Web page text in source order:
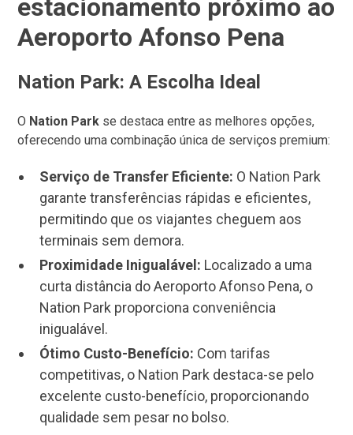
estacionamento próximo ao
Aeroporto Afonso Pena
Nation Park: A Escolha Ideal
O Nation Park se destaca entre as melhores opções,
oferecendo uma combinação única de serviços premium:
Serviço de Transfer Eficiente: O Nation Park
garante transferências rápidas e eficientes,
permitindo que os viajantes cheguem aos
terminais sem demora.
Proximidade Inigualável: Localizado a uma
curta distância do Aeroporto Afonso Pena, o
Nation Park proporciona conveniência
inigualável.
Ótimo Custo-Benefício: Com tarifas
competitivas, o Nation Park destaca-se pelo
excelente custo-benefício, proporcionando
qualidade sem pesar no bolso.